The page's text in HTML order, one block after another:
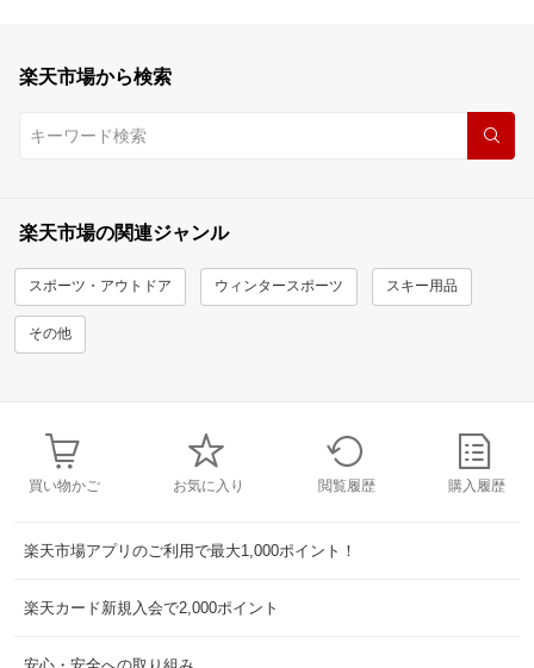
楽天市場から検索
楽天市場の関連ジャンル
スポーツ・アウトドア ウィンタースポーツ スキー用品
その他
買い物かご お気に入り 閲覧履歴 購入履歴
楽天市場アプリのご利用で最大1,000ポイント！
楽天カード新規入会で2,000ポイント